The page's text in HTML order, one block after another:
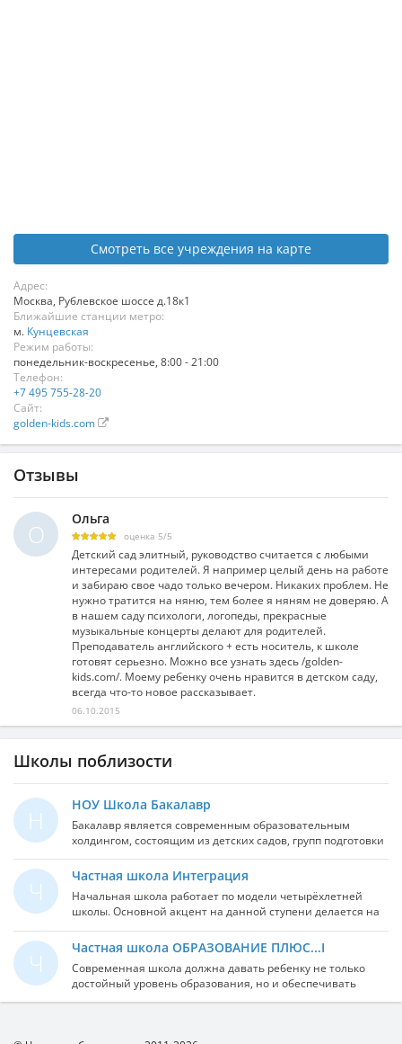
Смотреть все учреждения на карте
Адрес:
Москва, Рублевское шоссе д.18к1
Ближайшие станции метро:
м. Кунцевская
Режим работы:
понедельник-воскресенье, 8:00 - 21:00
Телефон:
+7 495 755-28-20
Сайт:
golden-kids.com
Отзывы
О
Ольга
оценка 5/5
Детский сад элитный, руководство считается с любыми
интересами родителей. Я например целый день на работе
и забираю свое чадо только вечером. Никаких проблем. Не
нужно тратится на няню, тем более я няням не доверяю. А
в нашем саду психологи, логопеды, прекрасные
музыкальные концерты делают для родителей.
Преподаватель английского + есть носитель, к школе
готовят серьезно. Можно все узнать здесь /golden-
kids.com/. Моему ребенку очень нравится в детском саду,
всегда что-то новое рассказывает.
06.10.2015
Школы поблизости
Н
НОУ Школа Бакалавр
Бакалавр является современным образовательным
холдингом, состоящим из детских садов, групп подготовки
к школе, школ, международного бакалавриата, системы
экстерната, а также разветвленной структуры
дополнительного образования и программ
международных образовательных путешествий. В основе
управления холдингом лежит идея открытых
демократических форм организации учебного процесса,
которая позволяет включить в процесс принятия решений
учредителей, родителей, педагогов и учеников. Такой
подход позволяет соотносить изменения современного
мира и организацию учебно-образовательного процесса,
Ч
Частная школа Интеграция
Начальная школа работает по модели четырёхлетней
школы. Основной акцент на данной ступени делается на
формирование культуры речи и общения, развитие
познавательных способностей детей, формирование
прочных навыков учебной деятельности, на обеспечение
владения учащимися базовыми знаниями. В основной
школе закладывается фундамент общеобразовательной
Ч
Частная школа ОБРАЗОВАНИЕ ПЛЮС...I
Современная школа должна давать ребенку не только
достойный уровень образования, но и обеспечивать
комфортную обстановку, все условия для творческого,